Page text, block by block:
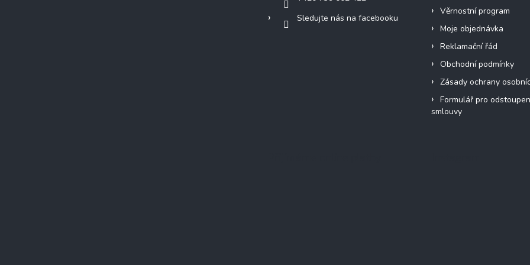
Sledujte nás na facebooku
Věrnostní program
Moje objednávka
Reklamační řád
Obchodní podmínky
Zásady ochrany
Formulář pro
smlouvy